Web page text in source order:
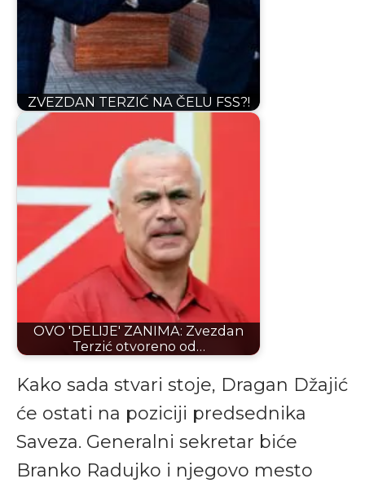
ZVEZDAN TERZIĆ NA ČELU FSS?!
OVO 'DELIJE' ZANIMA: Zvezdan
Terzić otvoreno od…
Kako sada stvari stoje, Dragan Džajić
će ostati na poziciji predsednika
Saveza. Generalni sekretar biće
Branko Radujko i njegovo mesto